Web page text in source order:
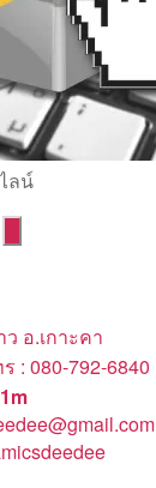
ลน์
อ.เกาะคา
: 080-792-6840